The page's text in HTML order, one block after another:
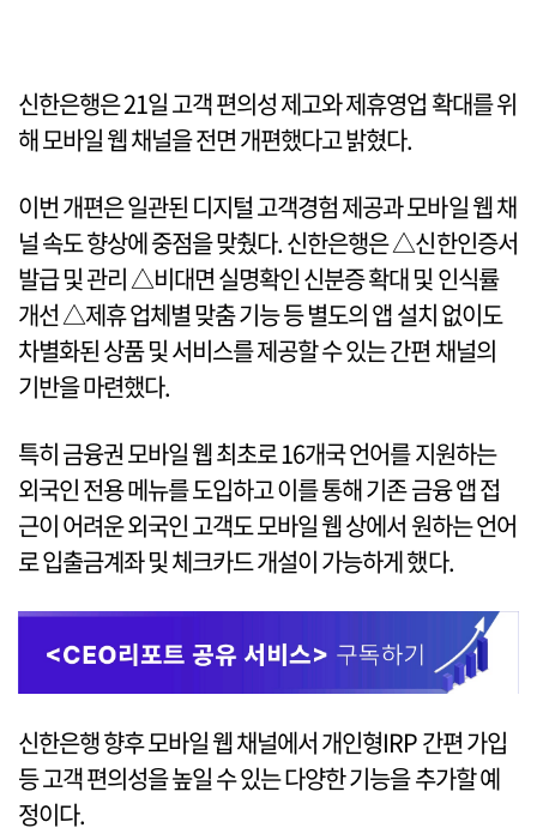
신한은행은 21일 고객 편의성 제고와 제휴영업 확대를 위
해 모바일 웹 채널을 전면 개편했다고 밝혔다.
이번 개편은 일관된 디지털 고객경험 제공과 모바일 웹 채
널 속도 향상에 중점을 맞췄다. 신한은행은 △신한인증서
발급 및 관리 △비대면 실명확인 신분증 확대 및 인식률
개선 △제휴 업체별 맞춤 기능 등 별도의 앱 설치 없이도
차별화된 상품 및 서비스를 제공할 수 있는 간편 채널의
기반을 마련했다.
특히 금융권 모바일 웹 최초로 16개국 언어를 지원하는
외국인 전용 메뉴를 도입하고 이를 통해 기존 금융 앱 접
근이 어려운 외국인 고객도 모바일 웹 상에서 원하는 언어
로 입출금계좌 및 체크카드 개설이 가능하게 했다.
신한은행 향후 모바일 웹 채널에서 개인형IRP 간편 가입
등 고객 편의성을 높일 수 있는 다양한 기능을 추가할 예
정이다.